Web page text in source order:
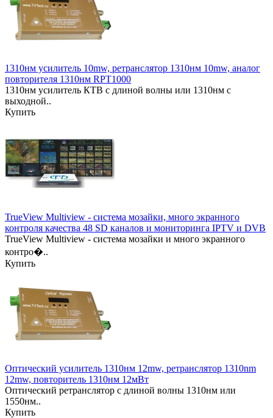
1310нм усилитель 10mw, ретранслятор 1310нм 10mw, аналог
повторителя 1310нм RPT1000
1310нм усилитель КТВ с длиной волны или 1310нм с
выходной..
Купить
TrueView Multiview - система мозайки, много экранного
контроля качества 48 SD каналов и мониторинга IPTV и DVB
TrueView Multiview - система мозайки и много экранного
контро�..
Купить
Оптический усилитель 1310нм 12mw, ретранслятор 1310nm
12mw, повторитель 1310нм 12мВт
Оптический ретранслятор с длиной волны 1310нм или
1550нм..
Купить